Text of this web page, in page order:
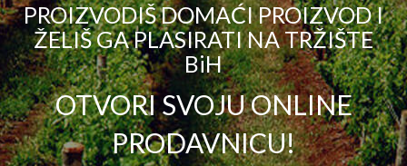
PROIZVODIŠ DOMAĆI PROIZVOD I
ŽELIŠ GA PLASIRATI NA TRŽIŠTE
BiH
OTVORI SVOJU ONLINE
PRODAVNICU!